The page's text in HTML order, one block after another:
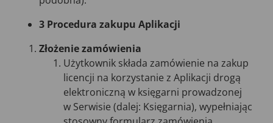
3 Procedura zakupu Aplikacji
Złożenie zamówienia
Użytkownik składa zamówienie na zakup
licencji na korzystanie z Aplikacji drogą
elektroniczną w księgarni prowadzonej
w Serwisie (dalej: Księgarnia), wypełniając